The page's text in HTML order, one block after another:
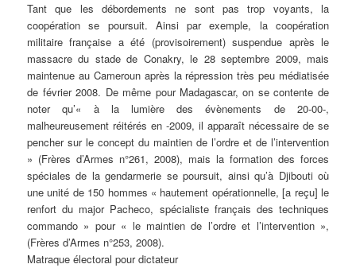
Tant que les débordements ne sont pas trop voyants, la
coopération se poursuit. Ainsi par exemple, la coopération
militaire française a été (provisoirement) suspendue après le
massacre du stade de Conakry, le 28 septembre 2009, mais
maintenue au Cameroun après la répression très peu médiatisée
de février 2008. De même pour Madagascar, on se contente de
noter qu’« à la lumière des évènements de 20-00-,
malheureusement réitérés en -2009, il apparaît nécessaire de se
pencher sur le concept du maintien de l’ordre et de l’intervention
» (Frères d’Armes n°261, 2008), mais la formation des forces
spéciales de la gendarmerie se poursuit, ainsi qu’à Djibouti où
une unité de 150 hommes « hautement opérationnelle, [a reçu] le
renfort du major Pacheco, spécialiste français des techniques
commando » pour « le maintien de l’ordre et l’intervention »,
(Frères d’Armes n°253, 2008).
Matraque électoral pour dictateur